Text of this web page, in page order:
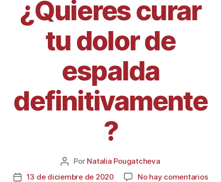
¿Quieres curar
tu dolor de
espalda
definitivamente
?
Por Natalia Pougatcheva
13 de diciembre de 2020
No hay comentarios